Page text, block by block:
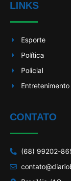
LINKS
Esporte
Política
Policial
Entretenimento
CONTATO
(68) 99202-